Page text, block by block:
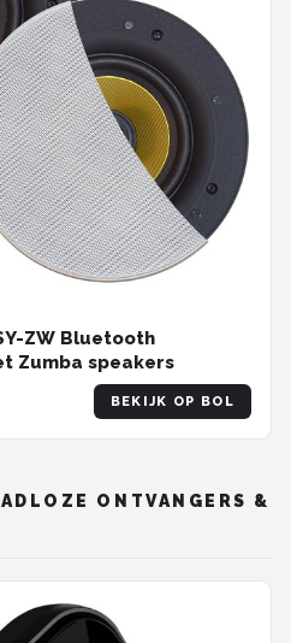
ZW Bluetooth
Zumba speakers
BEKIJK OP BOL
ONTVANGERS &